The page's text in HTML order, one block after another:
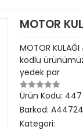
MOTOR
MOTOR
kodlu
yedek par
Ürün Kodu: 447
Barkod:
Kategori: